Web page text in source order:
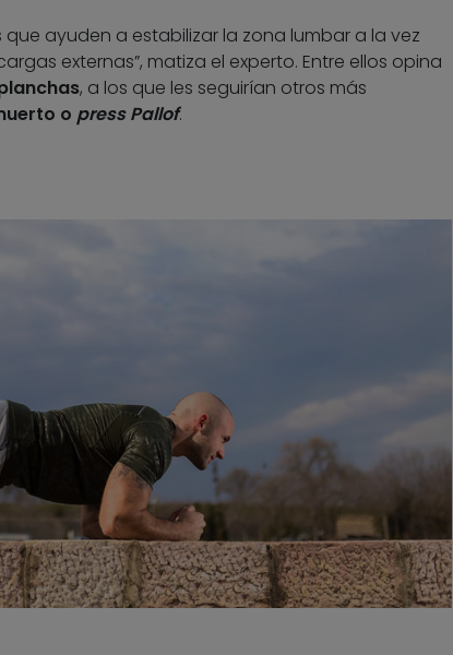
ayuden a estabilizar la zona lumbar a la vez
externas”, matiza el experto. Entre ellos opina
, a los que les seguirían otros más
o press Pallof.